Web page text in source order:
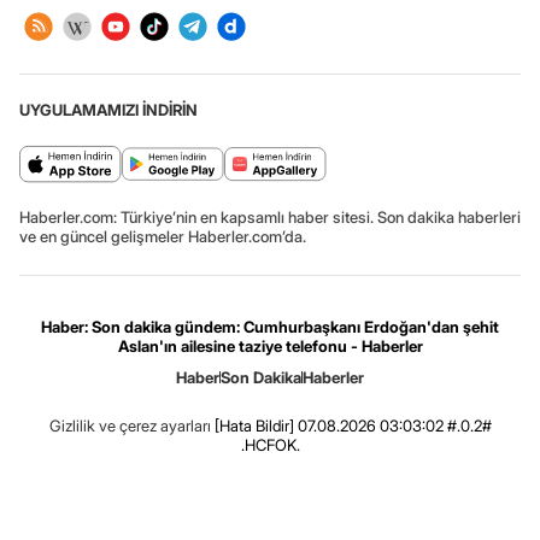
UYGULAMAMIZI İNDİRİN
Haberler.com: Türkiye’nin en kapsamlı haber sitesi. Son dakika haberleri
ve en güncel gelişmeler Haberler.com’da.
Haber: Son dakika gündem: Cumhurbaşkanı Erdoğan'dan şehit
Aslan'ın ailesine taziye telefonu - Haberler
HaberSon DakikaHaberler
Gizlilik ve çerez ayarları [Hata Bildir] 07.08.2026 03:03:02 #.0.2#
.HCFOK.